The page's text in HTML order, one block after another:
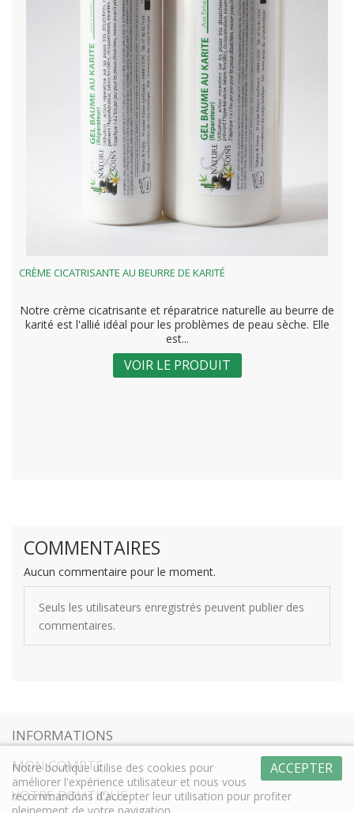
CRÈME CICATRISANTE AU BEURRE DE KARITÉ
Notre crème cicatrisante et réparatrice naturelle au beurre de
karité est l'allié idéal pour les problèmes de peau sèche. Elle
est...
VOIR LE PRODUIT
COMMENTAIRES
Aucun commentaire pour le moment.
Seuls les utilisateurs enregistrés peuvent publier des
commentaires.
INFORMATIONS
MON COMPTE
VOTRE BOUTIQUE
ACCEPTER
Notre boutique utilise des cookies pour
améliorer l'expérience utilisateur et nous vous
recommandons d'accepter leur utilisation pour profiter